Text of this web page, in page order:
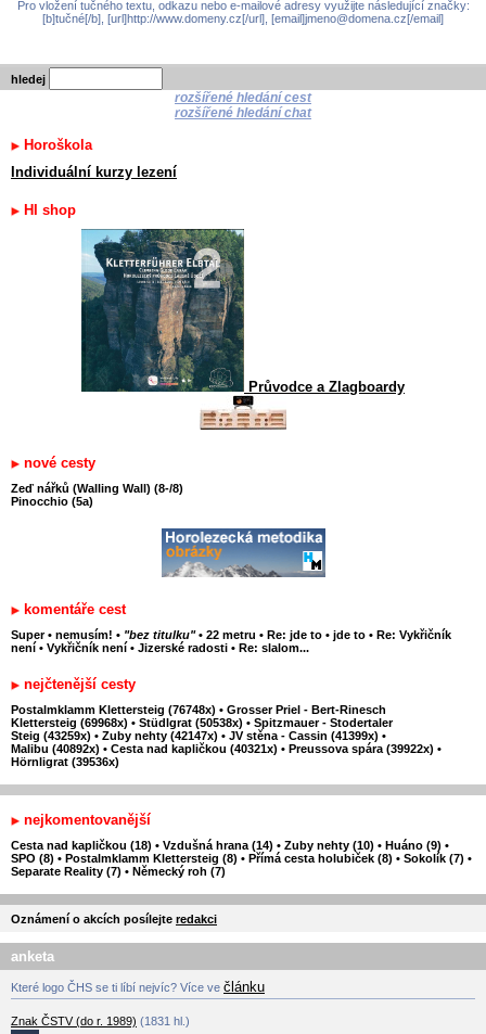
Pro vložení tučného textu, odkazu nebo e-mailové adresy využijte následující značky:
[b]tučné[/b], [url]http://www.domeny.cz[/url], [email]jmeno@domena.cz[/email]
hledej
rozšířené hledání cest
rozšířené hledání chat
Horoškola
Individuální kurzy lezení
HI shop
Průvodce a Zlagboardy
nové cesty
Zeď nářků (Walling Wall) (8-/8)
Pinocchio (5a)
komentáře cest
Super • nemusím! • "bez titulku" • 22 metru • Re: jde to • jde to • Re: Vykřičník
není • Vykřičník není • Jizerské radosti • Re: slalom...
nejčtenější cesty
Postalmklamm Klettersteig (76748x) • Grosser Priel - Bert-Rinesch
Klettersteig (69968x) • Stüdlgrat (50538x) • Spitzmauer - Stodertaler
Steig (43259x) • Zuby nehty (42147x) • JV stěna - Cassin (41399x) •
Malibu (40892x) • Cesta nad kapličkou (40321x) • Preussova spára (39922x) •
Hörnligrat (39536x)
nejkomentovanější
Cesta nad kapličkou (18) • Vzdušná hrana (14) • Zuby nehty (10) • Huáno (9) •
SPO (8) • Postalmklamm Klettersteig (8) • Přímá cesta holubiček (8) • Sokolík (7) •
Separate Reality (7) • Německý roh (7)
Oznámení o akcích posílejte redakci
anketa
Které logo ČHS se ti líbí nejvíc? Více ve článku
Znak ČSTV (do r. 1989) (1831 hl.)